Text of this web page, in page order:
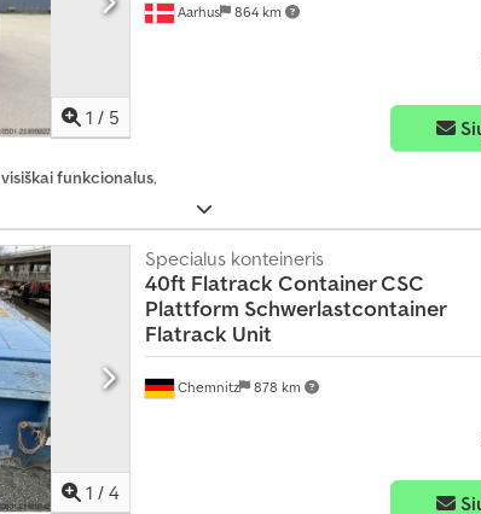
1 / 5
Aarhus 864 km
visiškai funkcionalus,
1 / 4
Chemnitz 878 km
Specialus konteineris
40ft Flatrack Container CSC
Plattform Schwerlastcontainer
Flatrack Unit